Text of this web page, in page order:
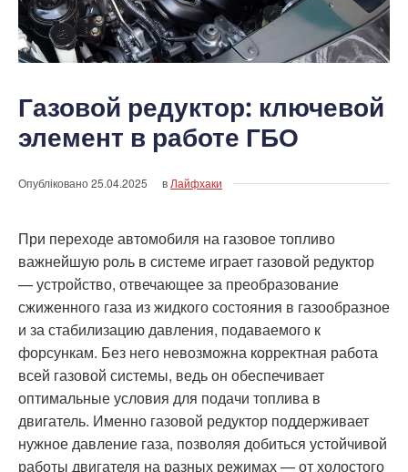
Газовой редуктор: ключевой
элемент в работе ГБО
Опубліковано25.04.2025 вЛайфхаки
При переходе автомобиля на газовое топливо
важнейшую роль в системе играет газовой редуктор
— устройство, отвечающее за преобразование
сжиженного газа из жидкого состояния в газообразное
и за стабилизацию давления, подаваемого к
форсункам. Без него невозможна корректная работа
всей газовой системы, ведь он обеспечивает
оптимальные условия для подачи топлива в
двигатель. Именно газовой редуктор поддерживает
нужное давление газа, позволяя добиться устойчивой
работы двигателя на разных режимах — от холостого